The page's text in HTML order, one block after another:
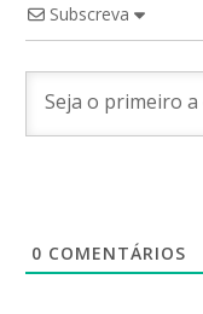
Subscreva
0 COMENTÁRIOS